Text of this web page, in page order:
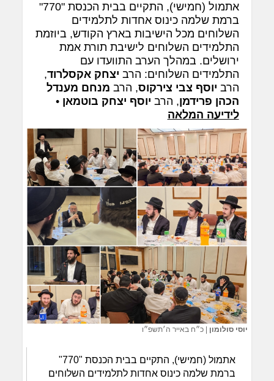
אתמול (חמישי), התקיים בבית הכנסת "770"
ברמת שלמה כינוס אחדות לתלמידים
השלוחים מכל הישיבות בארץ הקודש, ביוזמת
התלמידים השלוחים לישיבת תורת אמת
ירושלים. במהלך הערב התוועדו עם
התלמידים השלוחים: הרב יצחק אקסלרוד,
הרב יוסף צבי צירקוס, הרב מנחם מענדל
הכהן פרידמן, הרב יוסף יצחק בוטמאן •
לידיעה המלאה
יוסי סולומון |כ״ח באייר ה׳תשפ״ו
אתמול (חמישי), התקיים בבית הכנסת "770"
ברמת שלמה כינוס אחדות לתלמידים השלוחים